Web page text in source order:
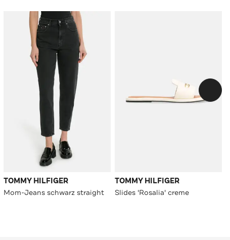
TOMMY HILFIGER
Mom-Jeans schwarz straight
TOMMY HILFIGER
Slides 'Rosalia' creme